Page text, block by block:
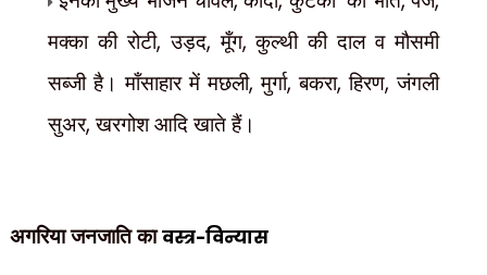
मक्का की रोटी,उड़द,मूँग,कुल्थी की दाल व मौसमी
सब्जी है। माँसाहार में मछली,मुर्गा,बकरा,हिरण,जंगली
सुअर,खरगोश आदि खाते हैं।
अगरिया जनजाति कावस्त्र-विन्यास